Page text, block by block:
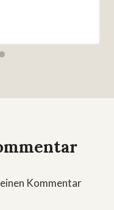
Kommentar